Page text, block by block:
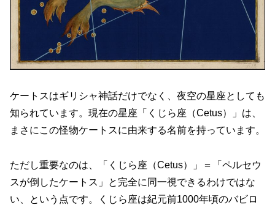
ケートスはギリシャ神話だけでなく、夜空の星座としても
知られています。現在の星座「くじら座（Cetus）」は、
まさにこの怪物ケートスに由来する名前を持っています。
ただし重要なのは、「くじら座（Cetus）」＝「ペルセウ
スが倒したケートス」と完全に同一視できるわけではな
い、という点です。くじら座は紀元前1000年頃のバビロ